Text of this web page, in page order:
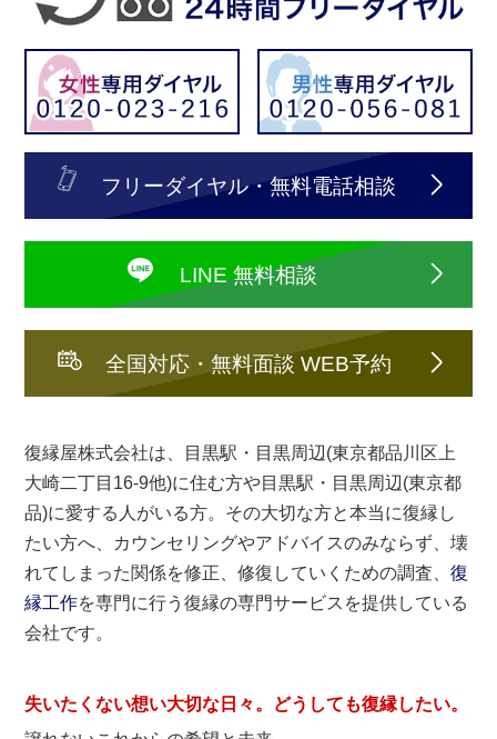
フリーダイヤル・無料電話相談
LINE 無料相談
全国対応・無料面談 WEB予約
復縁屋株式会社は、目黒駅・目黒周辺(東京都品川区上
大崎二丁目16-9他)に住む方や目黒駅・目黒周辺(東京都
品)に愛する人がいる方。その大切な方と本当に復縁し
たい方へ、カウンセリングやアドバイスのみならず、壊
れてしまった関係を修正、修復していくための調査、復
縁工作を専門に行う復縁の専門サービスを提供している
会社です。
失いたくない想い大切な日々。どうしても復縁したい。